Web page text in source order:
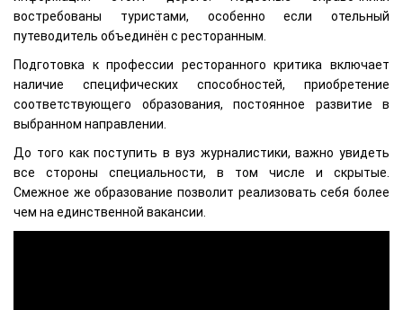
востребованы туристами, особенно если отельный
путеводитель объединён с ресторанным.
Подготовка к профессии ресторанного критика включает
наличие специфических способностей, приобретение
соответствующего образования, постоянное развитие в
выбранном направлении.
До того как поступить в вуз журналистики, важно увидеть
все стороны специальности, в том числе и скрытые.
Смежное же образование позволит реализовать себя более
чем на единственной вакансии.